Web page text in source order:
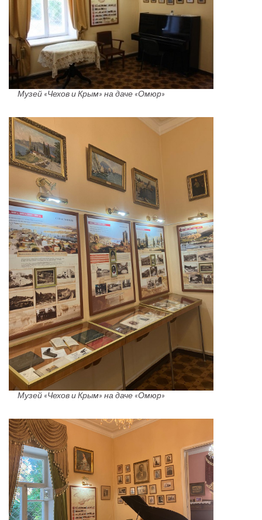
Музей «Чехов и Крым» на даче «Омюр»
Музей «Чехов и Крым» на даче «Омюр»